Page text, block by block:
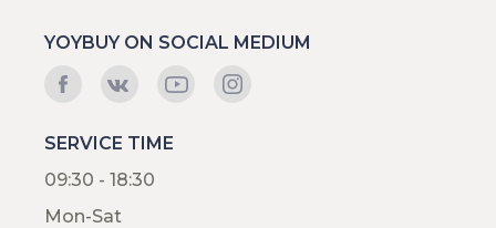
YOYBUY ON SOCIAL MEDIUM
SERVICE TIME
09:30 - 18:30
Mon-Sat